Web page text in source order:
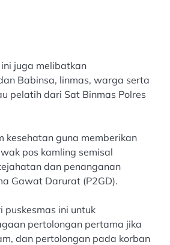
juga melibatkan
Babinsa, linmas, warga serta
pelatih dari Sat Binmas Polres
kesehatan guna memberikan
pos kamling semisal
dan penanganan
Gawat Darurat (P2GD).
puskesmas ini untuk
pertolongan pertama jika
dan pertolongan pada korban